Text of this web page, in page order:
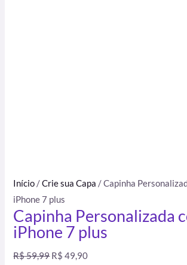
Início /Crie sua Capa / Capinha
iPhone 7 plus
Capinha Personalizada
iPhone 7 plus
R$59,99 R$ 49,90